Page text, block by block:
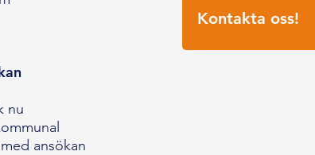
nu
ansökan
Kontakta oss!